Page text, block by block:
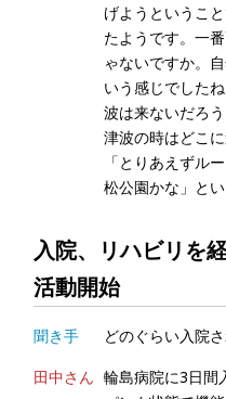
げようというこ
たようです。一
ゃないですか。
いう感じでした
波は来ないだろ
津波の時はどこ
「とりあえずル
松公園かな」と
入院、リハビリを
活動開始
聞き手
どのぐらい入院
田中さん 輪島病院に3日間